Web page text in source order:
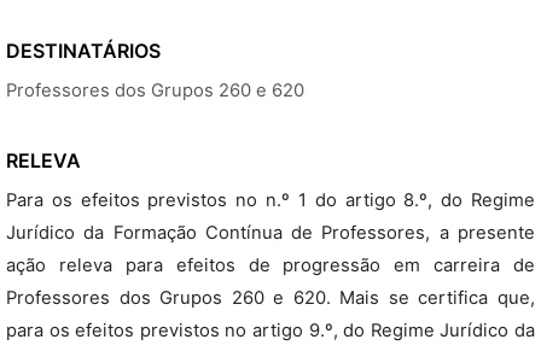
DESTINATÁRIOS
Professores dos Grupos 260 e 620
RELEVA
Para os efeitos previstos no n.º 1 do artigo 8.º, do Regime
Jurídico da Formação Contínua de Professores, a presente
ação releva para efeitos de progressão em carreira de
Professores dos Grupos 260 e 620. Mais se certifica que,
para os efeitos previstos no artigo 9.º, do Regime Jurídico da